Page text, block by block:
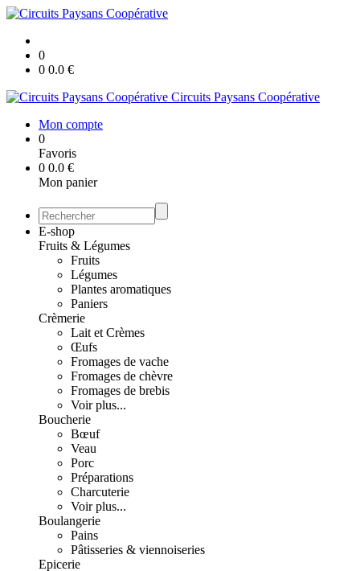
0
0 0.0 €
Circuits Paysans Coopérative
Mon compte
0
Favoris
0 0.0 €
Mon panier
E-shop
Fruits & Légumes
Fruits
Légumes
Plantes aromatiques
Paniers
Crèmerie
Lait et Crèmes
Œufs
Fromages de vache
Fromages de chèvre
Fromages de brebis
Voir plus...
Boucherie
Bœuf
Veau
Porc
Préparations
Charcuterie
Voir plus...
Boulangerie
Pains
Pâtisseries & viennoiseries
Epicerie